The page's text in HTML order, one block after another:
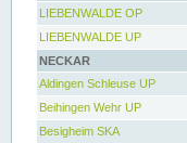
LIEBENWALDE OP
LIEBENWALDE UP
NECKAR
Aldingen Schleuse UP
Beihingen Wehr UP
Besigheim SKA